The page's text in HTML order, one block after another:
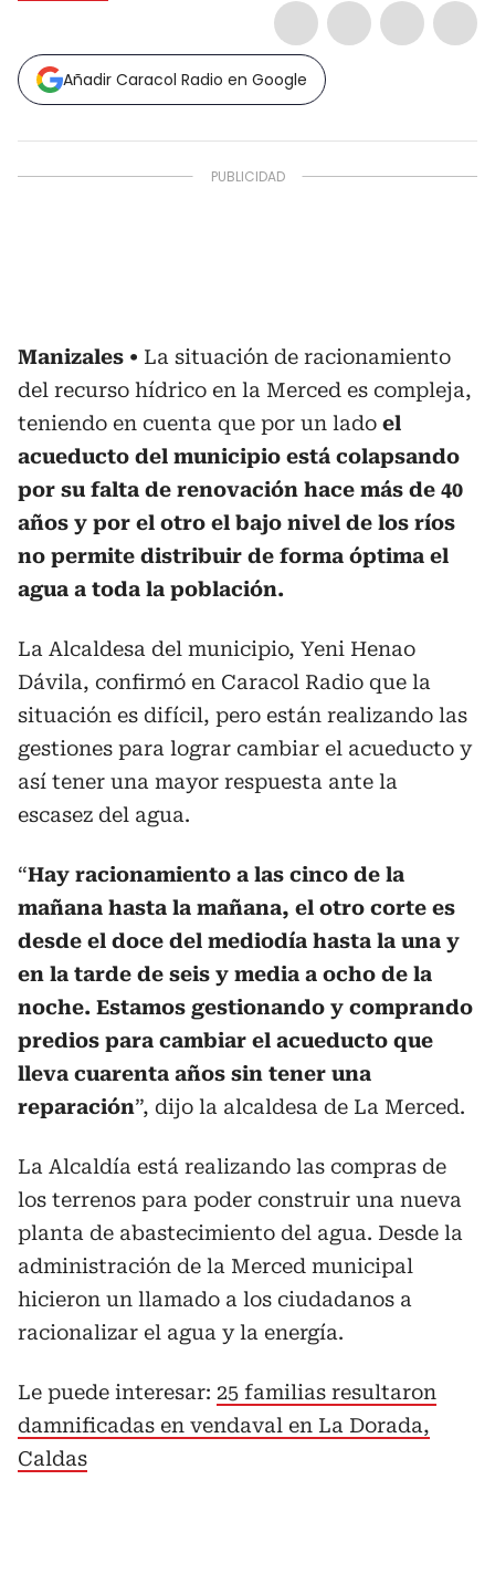
Añadir Caracol Radio en Google
Manizales
La situación de racionamiento
del recurso hídrico en la Merced es compleja,
teniendo en cuenta que por un lado el
acueducto del municipio está colapsando
por su falta de renovación hace más de 40
años y por el otro el bajo nivel de los ríos
no permite distribuir de forma óptima el
agua a toda la población.
La Alcaldesa del municipio, Yeni Henao
Dávila, confirmó en Caracol Radio que la
situación es difícil, pero están realizando las
gestiones para lograr cambiar el acueducto y
así tener una mayor respuesta ante la
escasez del agua.
“Hay racionamiento a las cinco de la
mañana hasta la mañana, el otro corte es
desde el doce del mediodía hasta la una y
en la tarde de seis y media a ocho de la
noche. Estamos gestionando y comprando
predios para cambiar el acueducto que
lleva cuarenta años sin tener una
reparación”, dijo la alcaldesa de La Merced.
La Alcaldía está realizando las compras de
los terrenos para poder construir una nueva
planta de abastecimiento del agua. Desde la
administración de la Merced municipal
hicieron un llamado a los ciudadanos a
racionalizar el agua y la energía.
Le puede interesar: 25 familias resultaron
damnificadas en vendaval en La Dorada,
Caldas